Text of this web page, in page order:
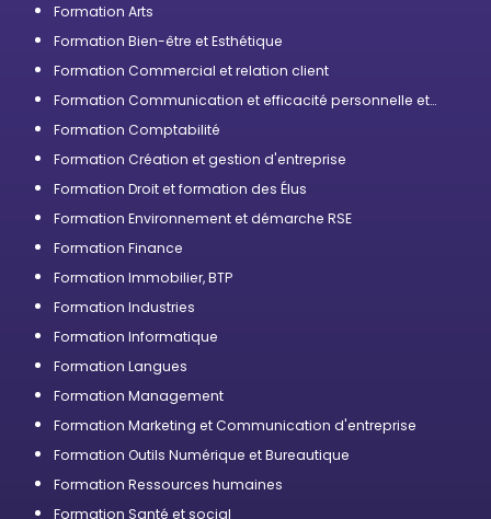
Formation Arts
Formation Bien-être et Esthétique
Formation Commercial et relation client
Formation Communication et efficacité personnelle et
Formation Comptabilité
Formation Création et gestion d'entreprise
Formation Droit et formation des Élus
Formation Environnement et démarche RSE
Formation Finance
Formation Immobilier, BTP
Formation Industries
Formation Informatique
Formation Langues
Formation Management
Formation Marketing et Communication d'entreprise
Formation Outils Numérique et Bureautique
Formation Ressources humaines
Formation Santé et social